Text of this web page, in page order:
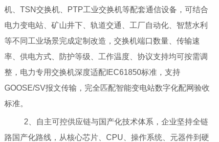
机、TSN交换机、PTP工业交换机等配套通信设备，可结合
电力变电站、矿山井下、轨道交通、工厂自动化、智慧水利
等不同工业场景完成定制改造，交换机端口数量、传输速
率、供电方式、防护等级、工作温度、协议支持均可按需调
整，电力专用交换机深度适配IEC61850标准，支持
GOOSE/SV报文传输，完全匹配智能变电站数字化配网验收
标准。
2、自主可控供应链与国产化技术体系，企业坚持全链
路国产化路线，从核心芯片、CPU、操作系统、元器件到硬